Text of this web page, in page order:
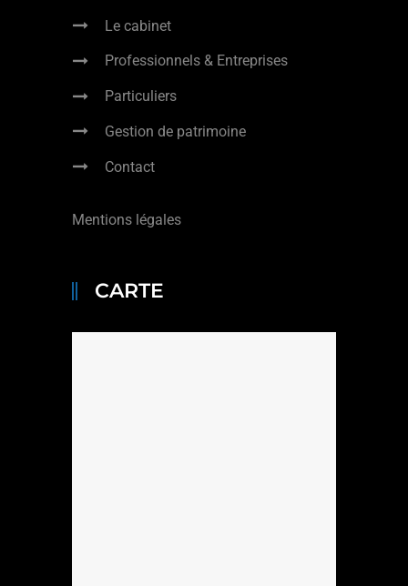
Le cabinet
Professionnels & Entreprises
Particuliers
Gestion de patrimoine
Contact
Mentions légales
CARTE